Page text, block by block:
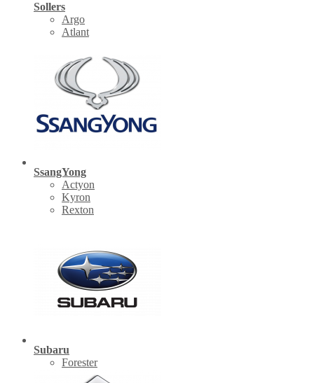
Sollers
Argo
Atlant
SsangYong
Actyon
Kyron
Rexton
Subaru
Forester